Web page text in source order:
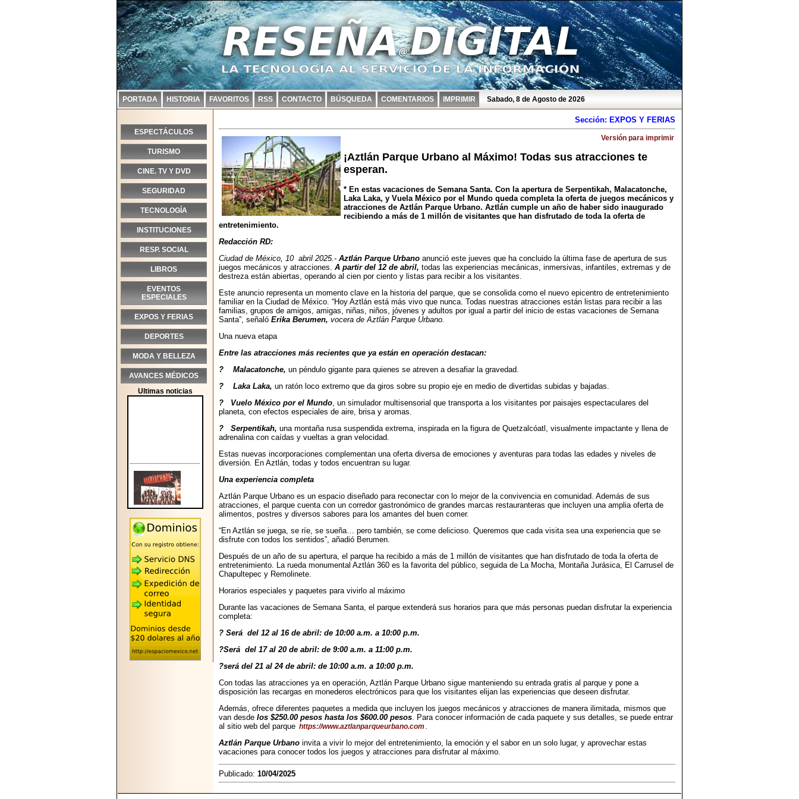
PORTADA HISTORIA FAVORITOS RSS CONTACTO BÚSQUEDA COMENTARIOS IMPRIMIR Sabado, 8 de Agosto de 2026
ESPECTÁCULOS
TURISMO
CINE. TV Y DVD
SEGURIDAD
TECNOLOGÍA
INSTITUCIONES
RESP. SOCIAL
LIBROS
EVENTOS
ESPECIALES
EXPOS Y FERIAS
DEPORTES
MODA Y BELLEZA
AVANCES MÉDICOS
Ultimas noticias
2026-05-25
"MARIACHAZO"
REÚNE A LAS
LEYENDAS
MARIACHI VARGAS
Y NUEVO
TECALITLÁN EN LA
ARENA CDMX.
2025-10-16
Sección: EXPOS Y FERIAS
Versión para imprimir
¡Aztlán Parque Urbano al Máximo! Todas sus atracciones te
esperan.
* En estas vacaciones de Semana Santa. Con la apertura de Serpentikah, Malacatonche,
Laka Laka, y Vuela México por el Mundo queda completa la oferta de juegos mecánicos y
atracciones de Aztlán Parque Urbano. Aztlán cumple un año de haber sido inaugurado
recibiendo a más de 1 millón de visitantes que han disfrutado de toda la oferta de
entretenimiento.
Redacción RD:
Ciudad de México, 10 abril 2025.- Aztlán Parque Urbano anunció este jueves que ha concluido la última fase de apertura de sus
juegos mecánicos y atracciones. A partir del 12 de abril, todas las experiencias mecánicas, inmersivas, infantiles, extremas y de
destreza están abiertas, operando al cien por ciento y listas para recibir a los visitantes.
Este anuncio representa un momento clave en la historia del parque, que se consolida como el nuevo epicentro de entretenimiento
familiar en la Ciudad de México. “Hoy Aztlán está más vivo que nunca. Todas nuestras atracciones están listas para recibir a las
familias, grupos de amigos, amigas, niñas, niños, jóvenes y adultos por igual a partir del inicio de estas vacaciones de Semana
Santa”, señaló Erika Berumen, vocera de Aztlán Parque Urbano.
Una nueva etapa
Entre las atracciones más recientes que ya están en operación destacan:
? Malacatonche, un péndulo gigante para quienes se atreven a desafiar la gravedad.
? Laka Laka, un ratón loco extremo que da giros sobre su propio eje en medio de divertidas subidas y bajadas.
? Vuelo México por el Mundo, un simulador multisensorial que transporta a los visitantes por paisajes espectaculares del
planeta, con efectos especiales de aire, brisa y aromas.
? Serpentikah, una montaña rusa suspendida extrema, inspirada en la figura de Quetzalcóatl, visualmente impactante y llena de
adrenalina con caídas y vueltas a gran velocidad.
Estas nuevas incorporaciones complementan una oferta diversa de emociones y aventuras para todas las edades y niveles de
diversión. En Aztlán, todas y todos encuentran su lugar.
Una experiencia completa
Aztlán Parque Urbano es un espacio diseñado para reconectar con lo mejor de la convivencia en comunidad. Además de sus
atracciones, el parque cuenta con un corredor gastronómico de grandes marcas restauranteras que incluyen una amplia oferta de
alimentos, postres y diversos sabores para los amantes del buen comer.
“En Aztlán se juega, se ríe, se sueña… pero también, se come delicioso. Queremos que cada visita sea una experiencia que se
disfrute con todos los sentidos”, añadió Berumen.
Después de un año de su apertura, el parque ha recibido a más de 1 millón de visitantes que han disfrutado de toda la oferta de
entretenimiento. La rueda monumental Aztlán 360 es la favorita del público, seguida de La Mocha, Montaña Jurásica, El Carrusel de
Chapultepec y Remolinete.
Horarios especiales y paquetes para vivirlo al máximo
Durante las vacaciones de Semana Santa, el parque extenderá sus horarios para que más personas puedan disfrutar la experiencia
completa:
? Será del 12 al 16 de abril: de 10:00 a.m. a 10:00 p.m.
?Será del 17 al 20 de abril: de 9:00 a.m. a 11:00 p.m.
?será del 21 al 24 de abril: de 10:00 a.m. a 10:00 p.m.
Con todas las atracciones ya en operación, Aztlán Parque Urbano sigue manteniendo su entrada gratis al parque y pone a
disposición las recargas en monederos electrónicos para que los visitantes elijan las experiencias que deseen disfrutar.
Además, ofrece diferentes paquetes a medida que incluyen los juegos mecánicos y atracciones de manera ilimitada, mismos que
van desde los $250.00 pesos hasta los $600.00 pesos. Para conocer información de cada paquete y sus detalles, se puede entrar
al sitio web del parque https://www.aztlanparqueurbano.com.
Aztlán Parque Urbano invita a vivir lo mejor del entretenimiento, la emoción y el sabor en un solo lugar, y aprovechar estas
vacaciones para conocer todos los juegos y atracciones para disfrutar al máximo.
Publicado: 10/04/2025